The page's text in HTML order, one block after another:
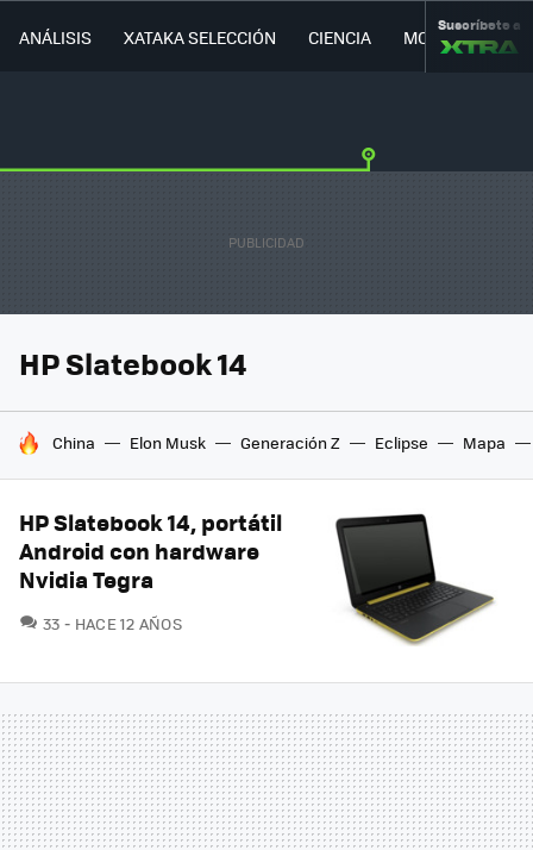
ANÁLISIS XATAKA SELECCIÓN CIENCIA MOVILIDAD
Suscríbete a
HP Slatebook 14
HOY SE HABLA DE
China Elon Musk Generación Z Eclipse Mapa
HP Slatebook 14, portátil
Android con hardware
Nvidia Tegra
33 COMENTARIOS
HACE 12 AÑOS